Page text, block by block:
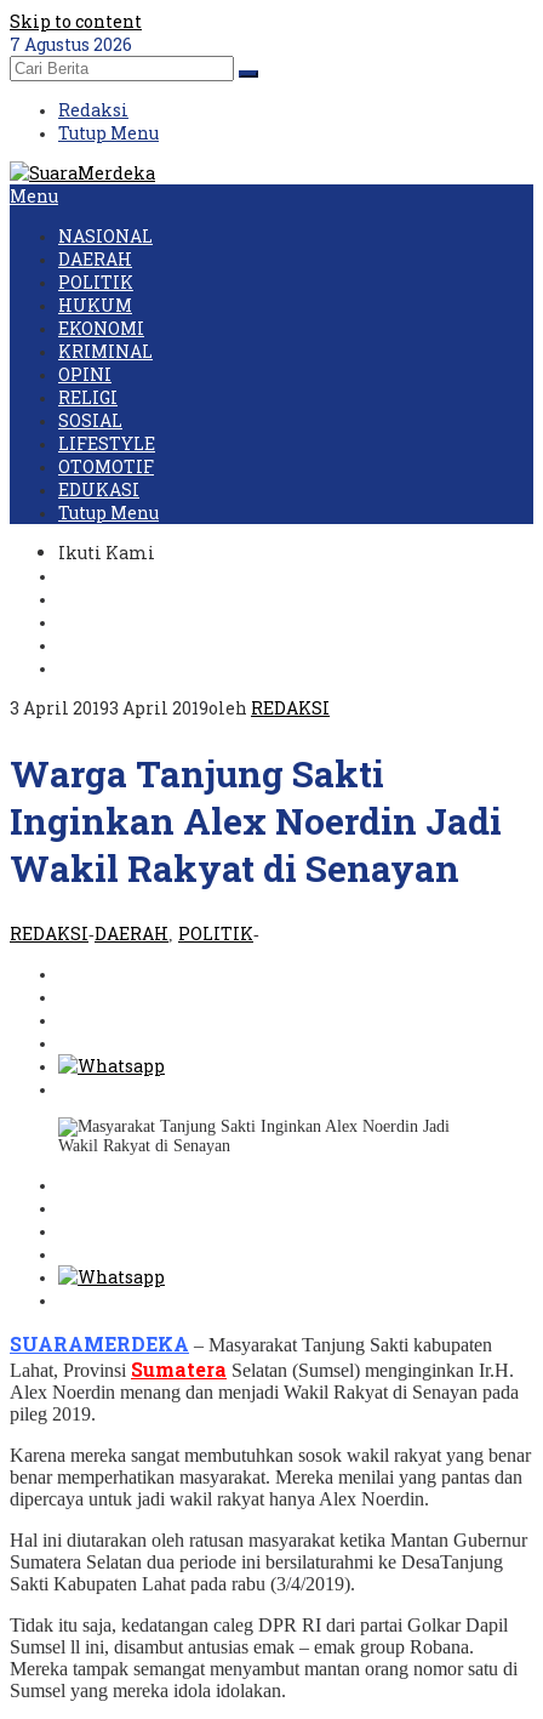
Skip to content
7 Agustus 2026
Redaksi
Tutup Menu
Menu
NASIONAL
DAERAH
POLITIK
HUKUM
EKONOMI
KRIMINAL
OPINI
RELIGI
SOSIAL
LIFESTYLE
OTOMOTIF
EDUKASI
Tutup Menu
Ikuti Kami
3 April 20193 April 2019oleh REDAKSI
Warga Tanjung Sakti
Inginkan Alex Noerdin Jadi
Wakil Rakyat di Senayan
REDAKSI-DAERAH POLITIK-
SUARAMERDEKA – Masyarakat Tanjung Sakti kabupaten
Lahat, Provinsi Sumatera Selatan (Sumsel) menginginkan Ir.H.
Alex Noerdin menang dan menjadi Wakil Rakyat di Senayan pada
pileg 2019.
Karena mereka sangat membutuhkan sosok wakil rakyat yang benar
benar memperhatikan masyarakat. Mereka menilai yang pantas dan
dipercaya untuk jadi wakil rakyat hanya Alex Noerdin.
Hal ini diutarakan oleh ratusan masyarakat ketika Mantan Gubernur
Sumatera Selatan dua periode ini bersilaturahmi ke DesaTanjung
Sakti Kabupaten Lahat pada rabu (3/4/2019).
Tidak itu saja, kedatangan caleg DPR RI dari partai Golkar Dapil
Sumsel ll ini, disambut antusias emak – emak group Robana.
Mereka tampak semangat menyambut mantan orang nomor satu di
Sumsel yang mereka idola idolakan.